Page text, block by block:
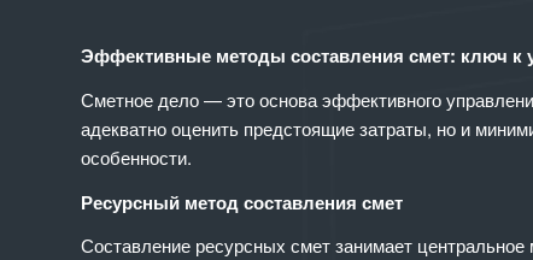
Эффективные методы составления смет: ключ к
Сметное дело — это основа эффективного
адекватно оценить предстоящие затраты, но и
особенности.
Ресурсный метод составления смет
Составление ресурсных смет занимает